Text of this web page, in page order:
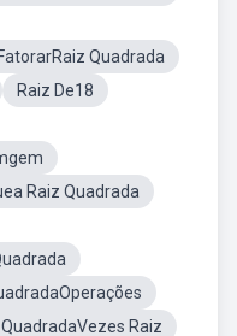
FatorarRaiz Quadrada
Raiz De18
Raiz Quadrada
QuadradaVezes Raiz